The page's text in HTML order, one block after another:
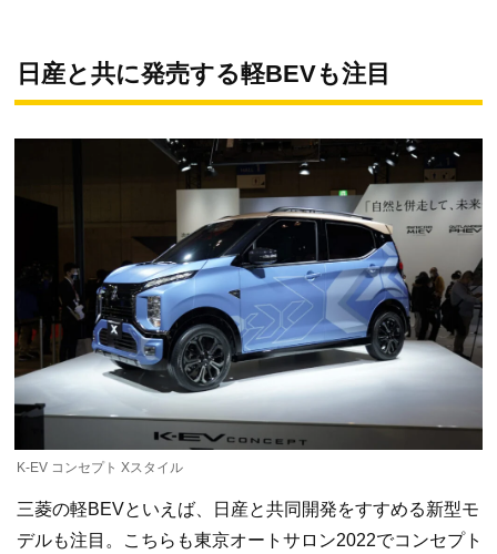
日産と共に発売する軽BEVも注目
K-EV コンセプト Xスタイル
三菱の軽BEVといえば、日産と共同開発をすすめる新型モ
デルも注目。こちらも東京オートサロン2022でコンセプト